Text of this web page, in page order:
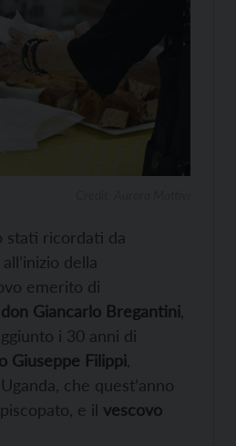
stati ricordati da
della
emerito di
don Giancarlo Bregantini
i 30 anni di
Giuseppe Filippi
che quest’anno
e il vescovo